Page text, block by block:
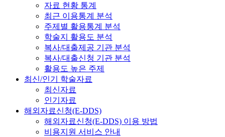
자료 현황 통계
최근 이용통계 분석
주제별 활용통계 분석
학술지 활용도 분석
복사/대출제공 기관 분석
복사/대출신청 기관 분석
활용도 높은 주제
최신/인기 학술자료
최신자료
인기자료
해외자료신청(E-DDS)
해외자료신청(E-DDS) 이용 방법
비용지원 서비스 안내